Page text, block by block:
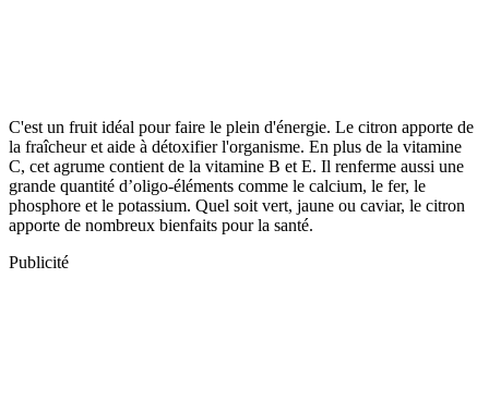
C'est un fruit idéal pour faire le plein d'énergie. Le citron apporte de
la fraîcheur et aide à détoxifier l'organisme. En plus de la vitamine
C, cet agrume contient de la vitamine B et E. Il renferme aussi une
grande quantité d’oligo-éléments comme le calcium, le fer, le
phosphore et le potassium. Quel soit vert, jaune ou caviar, le citron
apporte de nombreux bienfaits pour la santé.
Publicité